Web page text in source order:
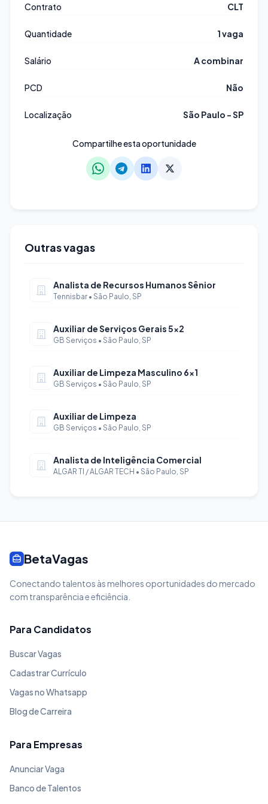
Contrato CLT
Quantidade 1 vaga
Salário A combinar
PCD Não
Localização São Paulo - SP
Compartilhe esta oportunidade
Outras vagas
Analista de Recursos Humanos Sênior
Tennisbar • São Paulo, SP
Auxiliar de Serviços Gerais 5x2
GB Serviços • São Paulo, SP
Auxiliar de Limpeza Masculino 6x1
GB Serviços • São Paulo, SP
Auxiliar de Limpeza
GB Serviços • São Paulo, SP
Analista de Inteligência Comercial
ALGAR TI / ALGAR TECH • São Paulo, SP
BetaVagas
Conectando talentos às melhores oportunidades do mercado
com transparência e eficiência.
Para Candidatos
Buscar Vagas
Cadastrar Currículo
Vagas no Whatsapp
Blog de Carreira
Para Empresas
Anunciar Vaga
Banco de Talentos